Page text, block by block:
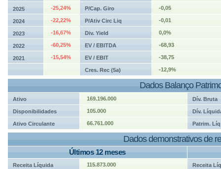
2025 -25,24% P/Cap. Giro -0,05
2024 -22,22% P/Ativ Circ Liq -0,01
2023 -16,67% Div. Yield 0,0%
2022 -60,25% EV / EBITDA -68,93
2021 -15,54% EV / EBIT -38,75
Cres. Rec (5a) -12,9%
Dados Balanço
Ativo 169.196.000 Dív. Bruta
Disponibilidades 105.000 Dív.
Ativo Circulante 66.761.000 Patrim. Líq
Dados demonstrativos de
Últimos 12 meses
Receita Líquida 115.873.000 Receita